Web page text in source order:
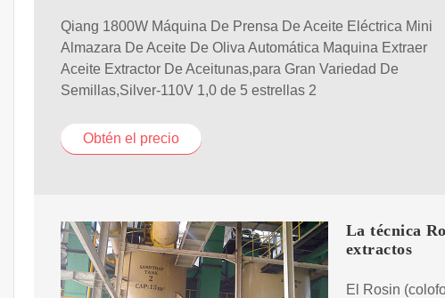
Qiang 1800W Máquina De Prensa De Aceite Eléctrica Mini
Almazara De Aceite De Oliva Automática Maquina Extraer
Aceite Extractor De Aceitunas,para Gran Variedad De
Semillas,Silver-110V 1,0 de 5 estrellas 2
Obtén el precio
La técnica
extractos
El Rosin